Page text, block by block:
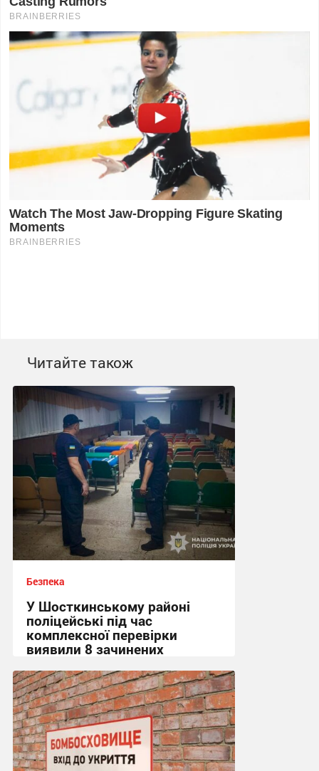
Читайте також
Безпека
У Шосткинському районі
поліцейські під час
комплексної перевірки
виявили 8 зачинених
15:36 вчора